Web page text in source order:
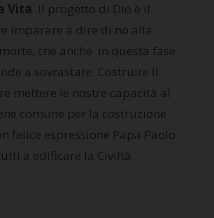
Vita. Il progetto di Dio è il
imparare a dire di no alla
che anche in questa fase
a sovrastare. Costruire il
mettere le nostre capacità al
comune per la costruzione
felice espressione Papa Paolo
a edificare la Civiltà